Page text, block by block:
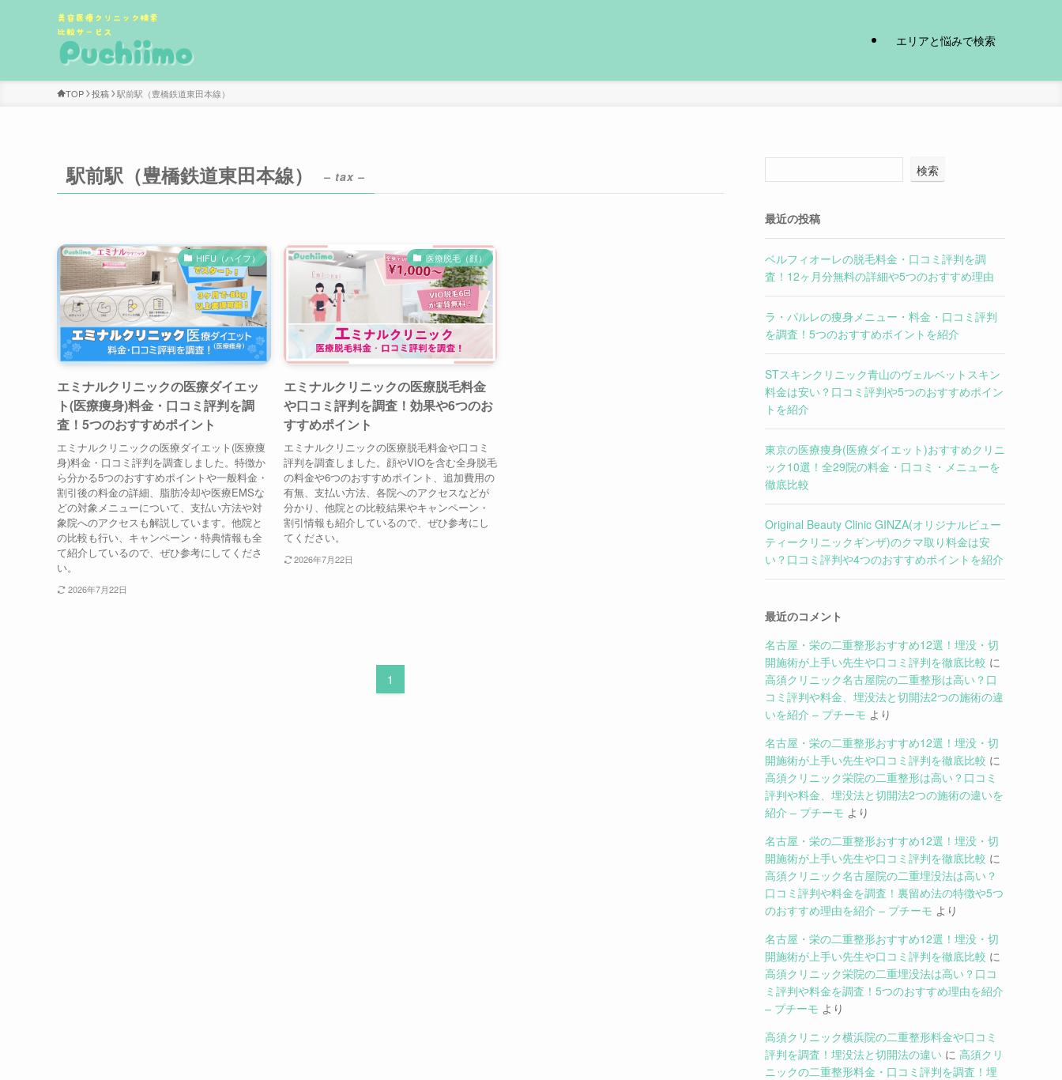
エリアと悩みで検索
TOP 投稿 駅前駅（豊橋鉄道東田本線）
駅前駅（豊橋鉄道東田本線） – tax –
HIFU（ハイフ）
エミナルクリニックの医療ダイエッ
ト(医療痩身)料金・口コミ評判を調
査！5つのおすすめポイント
エミナルクリニックの医療ダイエット(医療痩
身)料金・口コミ評判を調査しました。特徴か
ら分かる5つのおすすめポイントや一般料金・
割引後の料金の詳細、脂肪冷却や医療EMSな
どの対象メニューについて、支払い方法や対
象院へのアクセスも解説しています。他院と
の比較も行い、キャンペーン・特典情報も全
て紹介しているので、ぜひ参考にしてくださ
い。
2026年7月22日
医療脱毛（顔）
エミナルクリニックの医療脱毛料金
や口コミ評判を調査！効果や6つのお
すすめポイント
エミナルクリニックの医療脱毛料金や口コミ
評判を調査しました。顔やVIOを含む全身脱毛
の料金や6つのおすすめポイント、追加費用の
有無、支払い方法、各院へのアクセスなどが
分かり、他院との比較結果やキャンペーン・
割引情報も紹介しているので、ぜひ参考にし
てください。
2026年7月22日
1
検索
最近の投稿
ベルフィオーレの脱毛料金・口コミ評判を調
査！12ヶ月分無料の詳細や5つのおすすめ理由
ラ・パルレの痩身メニュー・料金・口コミ評判
を調査！5つのおすすめポイントを紹介
STスキンクリニック青山のヴェルベットスキン
料金は安い？口コミ評判や5つのおすすめポイン
トを紹介
東京の医療痩身(医療ダイエット)おすすめクリニ
ック10選！全29院の料金・口コミ・メニューを
徹底比較
Original Beauty Clinic GINZA(オリジナルビュー
ティークリニックギンザ)のクマ取り料金は安
い？口コミ評判や4つのおすすめポイントを紹介
最近のコメント
名古屋・栄の二重整形おすすめ12選！埋没・切
開施術が上手い先生や口コミ評判を徹底比較 に
高須クリニック名古屋院の二重整形は高い？口
コミ評判や料金、埋没法と切開法2つの施術の違
いを紹介 – プチーモ より
名古屋・栄の二重整形おすすめ12選！埋没・切
開施術が上手い先生や口コミ評判を徹底比較 に
高須クリニック栄院の二重整形は高い？口コミ
評判や料金、埋没法と切開法2つの施術の違いを
紹介 – プチーモ より
名古屋・栄の二重整形おすすめ12選！埋没・切
開施術が上手い先生や口コミ評判を徹底比較 に
高須クリニック名古屋院の二重埋没法は高い？
口コミ評判や料金を調査！裏留め法の特徴や5つ
のおすすめ理由を紹介 – プチーモ より
名古屋・栄の二重整形おすすめ12選！埋没・切
開施術が上手い先生や口コミ評判を徹底比較 に
高須クリニック栄院の二重埋没法は高い？口コ
ミ評判や料金を調査！5つのおすすめ理由を紹介
– プチーモ より
高須クリニック横浜院の二重整形料金や口コミ
評判を調査！埋没法と切開法の違い に 高須クリ
ニックの二重整形料金・口コミ評判を調査！埋